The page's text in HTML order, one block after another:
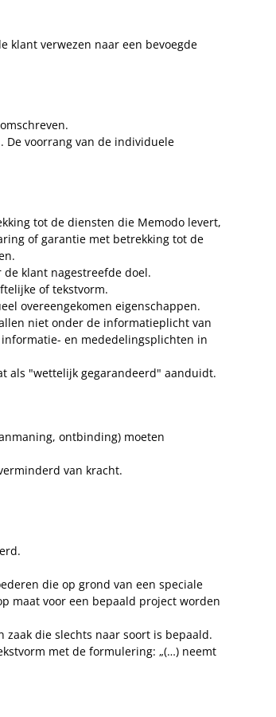
klant verwezen naar een bevoegde
voorrang van de individuele
tot de diensten die Memodo levert,
of garantie met betrekking tot de
klant nagestreefde doel.
of tekstvorm.
overeengekomen eigenschappen.
niet onder de informatieplicht van
en mededelingsplichten in
als "wettelijk gegarandeerd" aanduidt.
ontbinding) moeten
van kracht.
die op grond van een speciale
maat voor een bepaald project worden
die slechts naar soort is bepaald.
met de formulering: „(…) neemt